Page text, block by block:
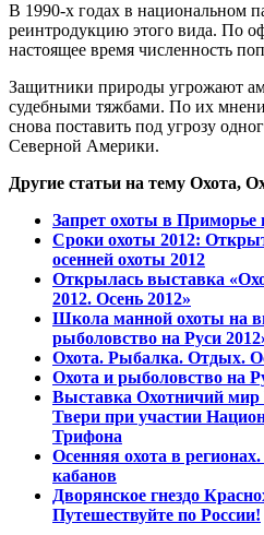
В 1990-х годах в национальном
реинтродукцию этого вида. По
настоящее время численность
Защитники природы угрожают
судебными тяжбами. По их
снова поставить под угрозу
Северной Америки.
Другие статьи на тему Охота,
Запрет охоты в Приморье
Сроки охоты 2012:
осенней охоты 2012
Открылась выставка
2012. Осень 2012»
Школа манной охоты на
рыболовство на Руси
Охота. Рыбалка. Отдых.
Охота и рыболовство на
Выставка Охотничий
Твери при участии
Трифона
Осенняя охота в
кабанов
Дворянское гнездо
Путешествуйте по России!